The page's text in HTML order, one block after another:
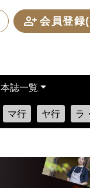
会員登録
本誌一覧
マ行 ヤ行 ラ